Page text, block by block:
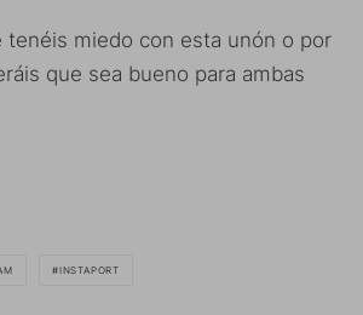
tenéis miedo con esta unón o por
que sea bueno para ambas
INSTAPORT